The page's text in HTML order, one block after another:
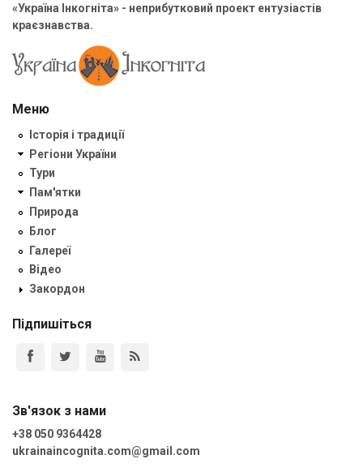
«Україна Інкогніта» - неприбутковий проект ентузіастів
краєзнавства.
Меню
Історія і традиції
Регіони України
Тури
Пам'ятки
Природа
Блог
Галереї
Відео
Закордон
Підпишіться
Зв'язок з нами
+38 050 9364428
ukrainaincognita.com@gmail.com